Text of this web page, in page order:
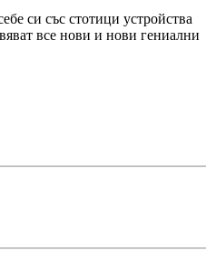
си със стотици устройства
все нови и нови гениални